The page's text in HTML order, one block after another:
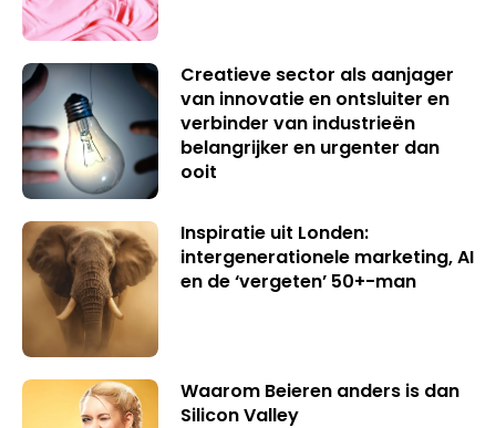
Creatieve sector als aanjager
van innovatie en ontsluiter en
verbinder van industrieën
belangrijker en urgenter dan
ooit
Inspiratie uit Londen:
intergenerationele marketing, AI
en de ‘vergeten’ 50+-man
Waarom Beieren anders is dan
Silicon Valley